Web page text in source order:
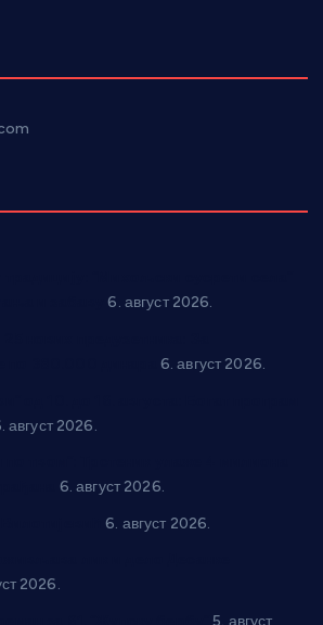
6. август 2026.
6. август 2026.
август 2026.
6. август 2026.
6. август 2026.
2026.
5. август